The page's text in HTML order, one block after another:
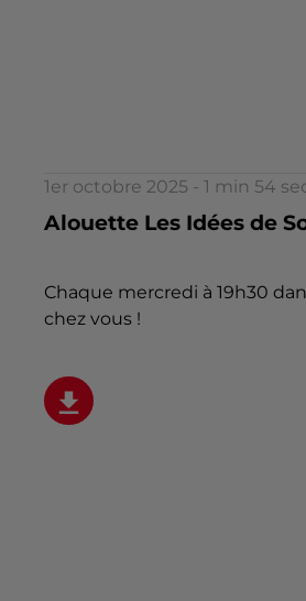
1er octobre 2025 - 1 min 54
Alouette Les Idées de
Chaque mercredi à 19h30
chez vous !